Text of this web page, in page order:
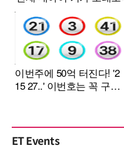
ET Events